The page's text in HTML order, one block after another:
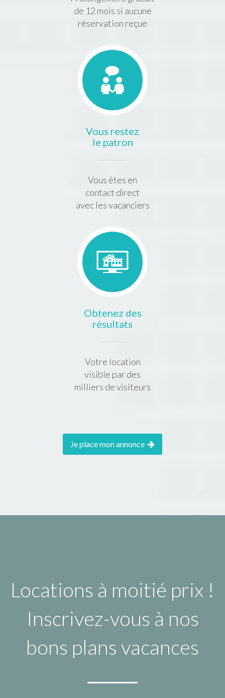
de 12 mois si aucune
réservation reçue
Vous restez
le patron
Vous êtes en
contact direct
avec les vacanciers
Obtenez des
résultats
Votre location
visible par des
milliers de visiteurs
Je place mon annonce
Locations à moitié prix !
Inscrivez-vous à nos
bons plans vacances